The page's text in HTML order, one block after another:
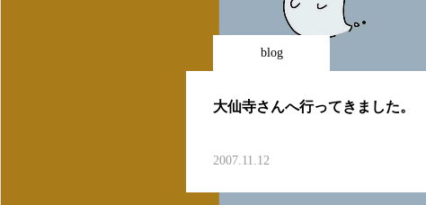
blog
大仙寺さんへ行ってきました。
2007.11.12